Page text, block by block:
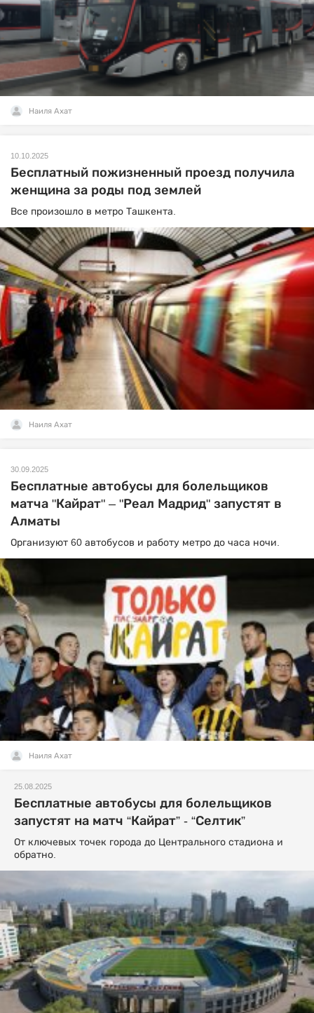
Наиля Ахат
10.10.2025
Бесплатный пожизненный проезд получила
женщина за роды под землей
Все произошло в метро Ташкента.
Наиля Ахат
30.09.2025
Бесплатные автобусы для болельщиков
матча "Кайрат" – "Реал Мадрид" запустят в
Алматы
Организуют 60 автобусов и работу метро до часа ночи.
Наиля Ахат
25.08.2025
Бесплатные автобусы для болельщиков
запустят на матч “Кайрат” - “Селтик”
От ключевых точек города до Центрального стадиона и
обратно.